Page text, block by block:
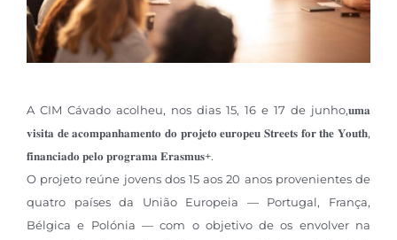
A CIM Cávado acolheu, nos dias 15, 16 e 17 de junho,𝐮𝐦𝐚
𝐯𝐢𝐬𝐢𝐭𝐚 𝐝𝐞 𝐚𝐜𝐨𝐦𝐩𝐚𝐧𝐡𝐚𝐦𝐞𝐧𝐭𝐨 𝐝𝐨 𝐩𝐫𝐨𝐣𝐞𝐭𝐨 𝐞𝐮𝐫𝐨𝐩𝐞𝐮 𝐒𝐭𝐫𝐞𝐞𝐭𝐬 𝐟𝐨𝐫 𝐭𝐡𝐞 𝐘𝐨𝐮𝐭𝐡,
𝐟𝐢𝐧𝐚𝐧𝐜𝐢𝐚𝐝𝐨 𝐩𝐞𝐥𝐨 𝐩𝐫𝐨𝐠𝐫𝐚𝐦𝐚 𝐄𝐫𝐚𝐬𝐦𝐮𝐬+.
O projeto reúne jovens dos 15 aos 20 anos provenientes de
quatro países da União Europeia — Portugal, França,
Bélgica e Polónia — com o objetivo de os envolver na